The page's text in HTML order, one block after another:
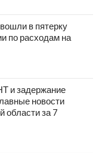
в пятерку
по расходам на
и задержание
новости
области за 7